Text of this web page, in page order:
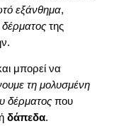
εξάνθημα,
δέρματος της
μπορεί να
τη μολυσμένη
δέρματος που
δάπεδα.